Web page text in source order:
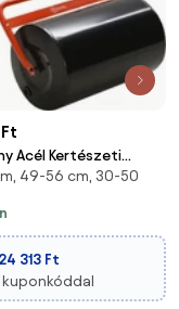
Acél Kertészeti
Fogantyúval, méret:
x 113H cm, Max
38 L, Piros Fekete |
49-56 cm, 30-50
24 313 Ft
kuponkóddal